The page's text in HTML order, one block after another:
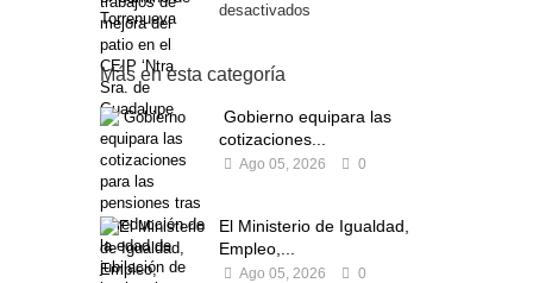
desactivados
Más en esta categoría
Gobierno equipara las
cotizaciones...
Ago 05, 2026 0
El Ministerio de Igualdad,
Empleo,...
Ago 05, 2026 0